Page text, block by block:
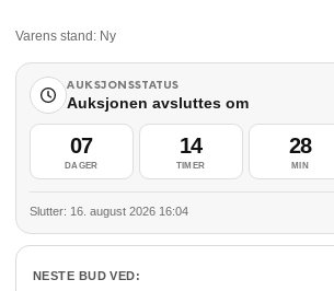
Varens stand: Ny
AUKSJONSSTATUS
Auksjonen avsluttes om
07
DAGER
14
TIMER
28
MIN
Slutter: 16. august 2026 16:04
NESTE BUD VED: